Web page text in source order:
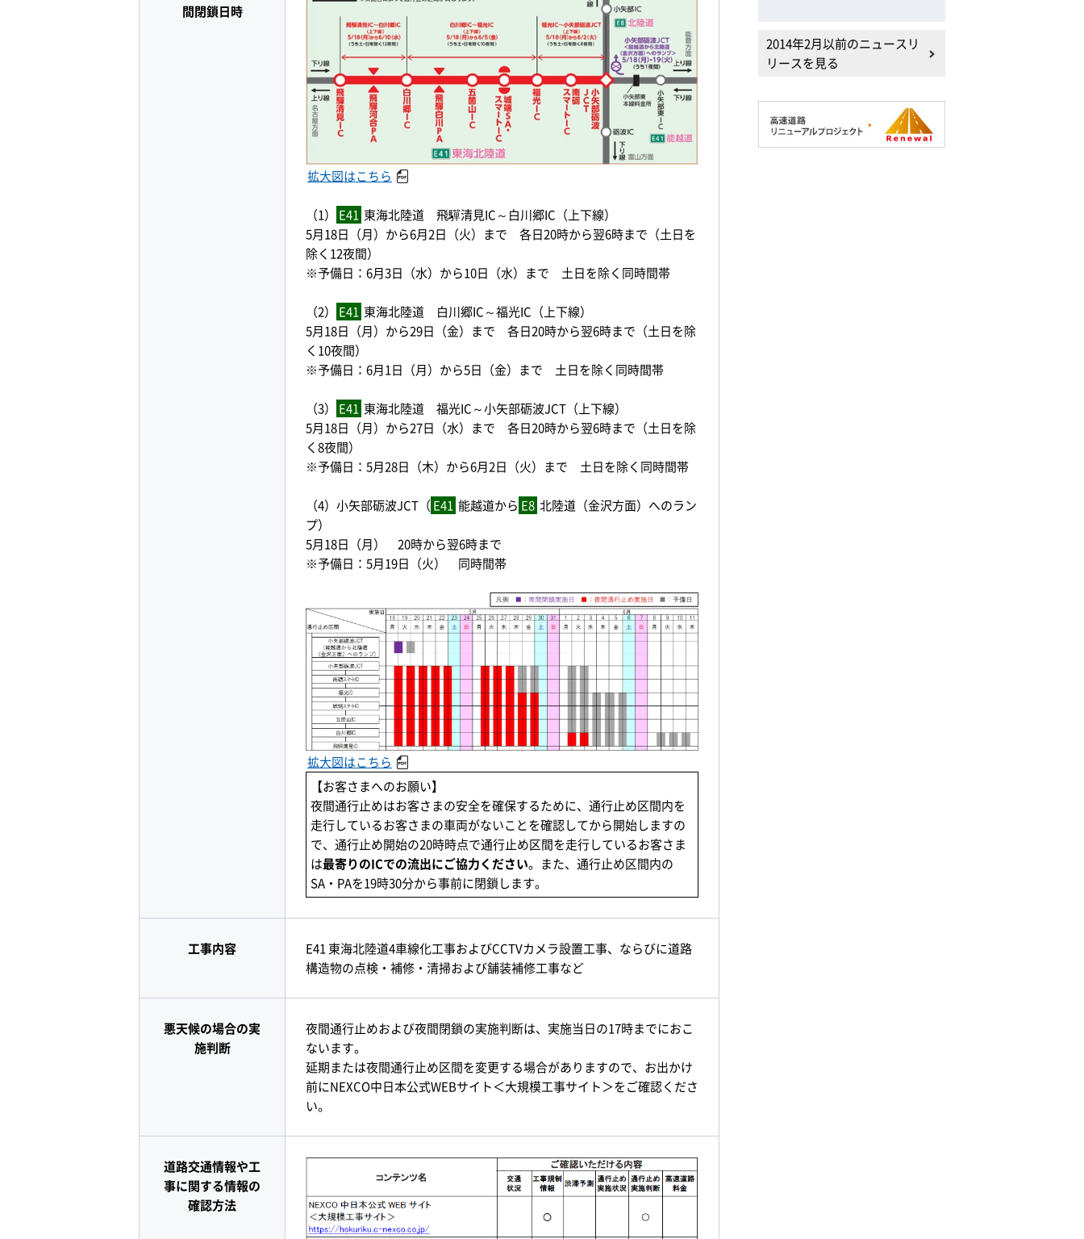
間閉鎖日時
拡大図はこちら
（1） E41 東海北陸道 飛驒清見IC～白川郷IC（上下線）
5月18日（月）から6月2日（火）まで 各日20時から翌6時まで（土日を
除く12夜間）
※予備日：6月3日（水）から10日（水）まで 土日を除く同時間帯
（2） E41 東海北陸道 白川郷IC～福光IC（上下線）
5月18日（月）から29日（金）まで 各日20時から翌6時まで（土日を除
く10夜間）
※予備日：6月1日（月）から5日（金）まで 土日を除く同時間帯
（3） E41 東海北陸道 福光IC～小矢部砺波JCT（上下線）
5月18日（月）から27日（水）まで 各日20時から翌6時まで（土日を除
く8夜間）
※予備日：5月28日（木）から6月2日（火）まで 土日を除く同時間帯
（4）小矢部砺波JCT（ E41 能越道から E8 北陸道（金沢方面）へのラン
プ）
5月18日（月） 20時から翌6時まで
※予備日：5月19日（火） 同時間帯
拡大図はこちら
【お客さまへのお願い】
夜間通行止めはお客さまの安全を確保するために、通行止め区間内を
走行しているお客さまの車両がないことを確認してから開始しますの
で、通行止め開始の20時時点で通行止め区間を走行しているお客さま
は最寄りのICでの流出にご協力ください。また、通行止め区間内の
SA・PAを19時30分から事前に閉鎖します。
工事内容
E41 東海北陸道4車線化工事およびCCTVカメラ設置工事、ならびに道路
構造物の点検・補修・清掃および舗装補修工事など
悪天候の場合の実
施判断
夜間通行止めおよび夜間閉鎖の実施判断は、実施当日の17時までにおこ
ないます。
延期または夜間通行止め区間を変更する場合がありますので、お出かけ
前にNEXCO中日本公式WEBサイト＜大規模工事サイト＞をご確認くださ
い。
道路交通情報や工
事に関する情報の
確認方法
2014年2月以前のニュースリ
リースを見る